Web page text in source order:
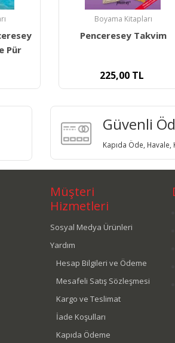
Takvim
Güvenli
Kapıda Öde, Havale,
Müşteri
Hizmetleri
Sosyal Medya Ürünleri
Yardım
Hesap Bilgileri ve Ödeme
Mesafeli Satış Sözleşmesi
Kargo ve Teslimat
İade Koşulları
Kapıda Ödeme